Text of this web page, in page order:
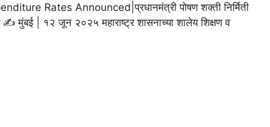
Rates Announced|प्रधानमंत्री पोषण शक्ती निर्मिती
✍️ मुंबई | १२ जून २०२५ महाराष्ट्र शासनाच्या शालेय शिक्षण व